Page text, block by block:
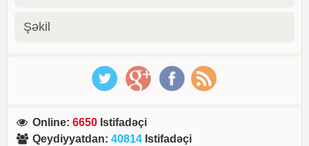
Şəkil
Online:6650 Istifadəçi
Qeydiyyatdan:40814 Istifadəçi